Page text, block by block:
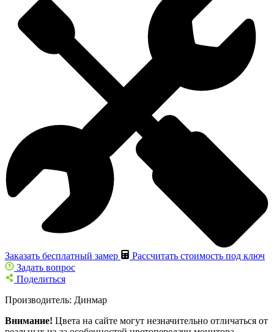
Заказать бесплатный замер
Рассчитать стоимость под ключ
Задать вопрос
Поделиться
Производитель: Динмар
Внимание! Цвета на сайте могут незначительно отличаться от